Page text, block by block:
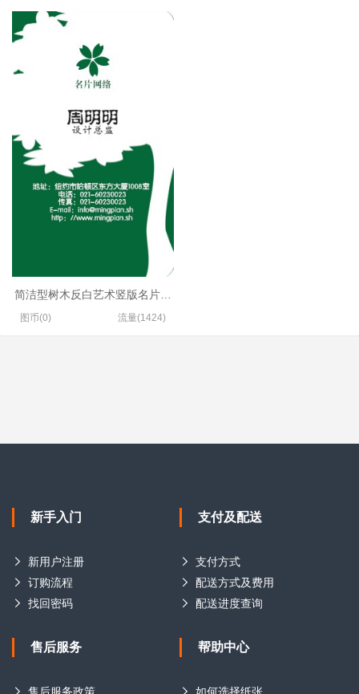
简洁型树木反白艺术竖版名片设计
图币(0) 流量(1424)
新手入门
新用户注册
订购流程
找回密码
支付及配送
支付方式
配送方式及费用
配送进度查询
售后服务
售后服务政策
帮助中心
如何选择纸张